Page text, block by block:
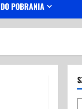
DO POBRANIA